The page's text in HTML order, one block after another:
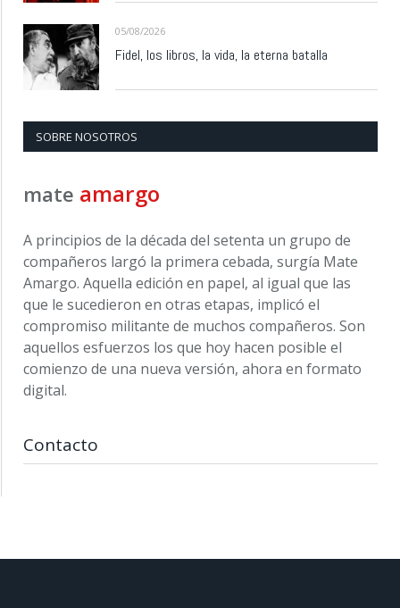
05/08/2026
Fidel, los libros, la vida, la eterna batalla
SOBRE NOSOTROS
mate amargo
A principios de la década del setenta un grupo de
compañeros largó la primera cebada, surgía Mate
Amargo. Aquella edición en papel, al igual que las
que le sucedieron en otras etapas, implicó el
compromiso militante de muchos compañeros. Son
aquellos esfuerzos los que hoy hacen posible el
comienzo de una nueva versión, ahora en formato
digital.
Contacto